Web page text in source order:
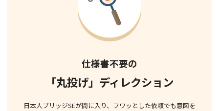
仕様書不要の
「丸投げ」ディレクション
日本人ブリッジSEが間に入り、 フワッとした依頼でも意図を